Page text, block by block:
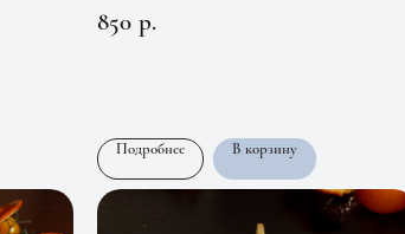
850 р.
Подробнее В корзину